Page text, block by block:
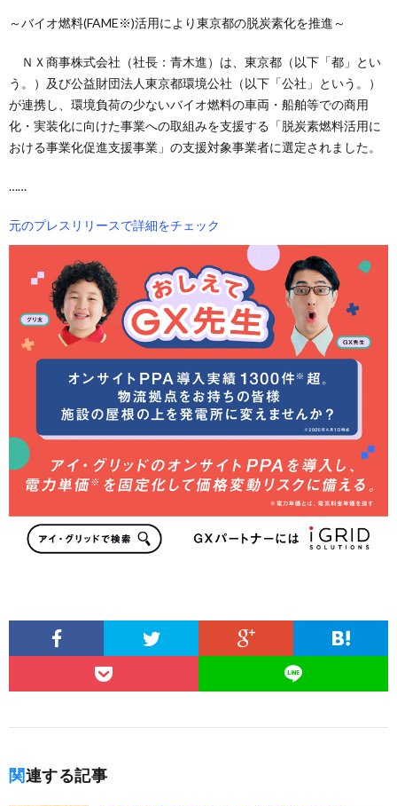
～バイオ燃料(FAME※)活用により東京都の脱炭素化を推進～
ＮＸ商事株式会社（社長：青木進）は、東京都（以下「都」とい
う。）及び公益財団法人東京都環境公社（以下「公社」という。）
が連携し、環境負荷の少ないバイオ燃料の車両・船舶等での商用
化・実装化に向けた事業への取組みを支援する「脱炭素燃料活用に
おける事業化促進支援事業」の支援対象事業者に選定されました。
……
元のプレスリリースで詳細をチェック
関連する記事